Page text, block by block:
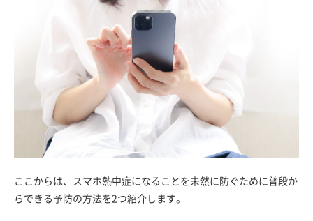
ここからは、スマホ熱中症になることを未然に防ぐために普段か
らできる予防の方法を2つ紹介します。